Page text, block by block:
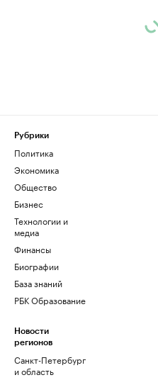
Рубрики
Политика
Экономика
Общество
Бизнес
Технологии и
медиа
Финансы
Биографии
База знаний
РБК Образование
Новости
регионов
Санкт-Петербург
и область